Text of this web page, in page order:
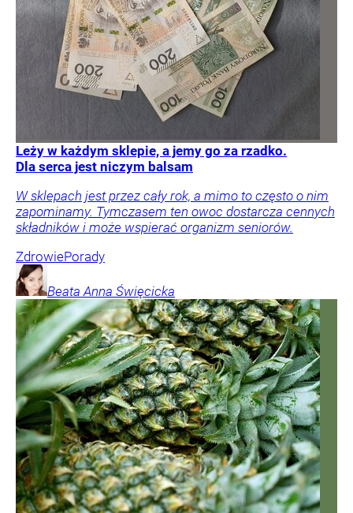
Leży w każdym sklepie, a jemy go za rzadko.
Dla serca jest niczym balsam
W sklepach jest przez cały rok, a mimo to często o nim
zapominamy. Tymczasem ten owoc dostarcza cennych
składników i może wspierać organizm seniorów.
ZdrowiePorady
Beata Anna Święcicka